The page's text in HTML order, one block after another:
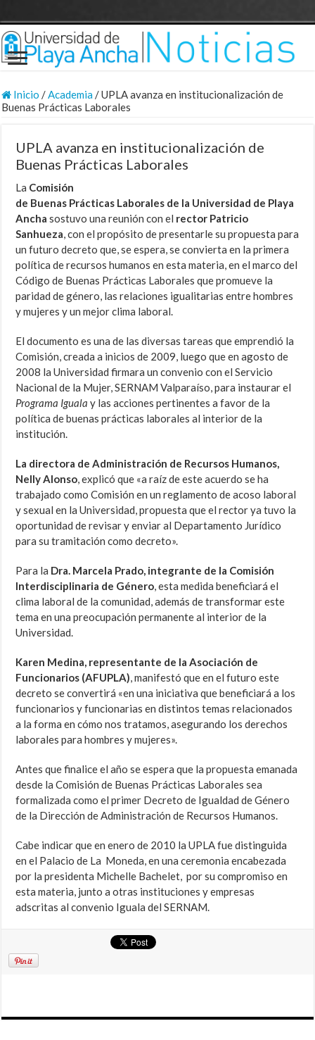
Inicio /Academia/UPLA avanza en institucionalización de
Buenas Prácticas Laborales
UPLA avanza en institucionalización de
Buenas Prácticas Laborales
La Comisión
de Buenas Prácticas Laborales de la Universidad de Playa
Ancha sostuvo una reunión con el rector Patricio
Sanhueza, con el propósito de presentarle su propuesta para
un futuro decreto que, se espera, se convierta en la primera
política de recursos humanos en esta materia, en el marco del
Código de Buenas Prácticas Laborales que promueve la
paridad de género, las relaciones igualitarias entre hombres
y mujeres y un mejor clima laboral.
El documento es una de las diversas tareas que emprendió la
Comisión, creada a inicios de 2009, luego que en agosto de
2008 la Universidad firmara un convenio con el Servicio
Nacional de la Mujer, SERNAM Valparaíso, para instaurar el
Programa Iguala y las acciones pertinentes a favor de la
política de buenas prácticas laborales al interior de la
institución.
La directora de Administración de Recursos Humanos,
Nelly Alonso, explicó que «a raíz de este acuerdo se ha
trabajado como Comisión en un reglamento de acoso laboral
y sexual en la Universidad, propuesta que el rector ya tuvo la
oportunidad de revisar y enviar al Departamento Jurídico
para su tramitación como decreto».
Para la Dra. Marcela Prado, integrante de la Comisión
Interdisciplinaria de Género, esta medida beneficiará el
clima laboral de la comunidad, además de transformar este
tema en una preocupación permanente al interior de la
Universidad.
Karen Medina, representante de la Asociación de
Funcionarios (AFUPLA), manifestó que en el futuro este
decreto se convertirá «en una iniciativa que beneficiará a los
funcionarios y funcionarias en distintos temas relacionados
a la forma en cómo nos tratamos, asegurando los derechos
laborales para hombres y mujeres».
Antes que finalice el año se espera que la propuesta emanada
desde la Comisión de Buenas Prácticas Laborales sea
formalizada como el primer Decreto de Igualdad de Género
de la Dirección de Administración de Recursos Humanos.
Cabe indicar que en enero de 2010 la UPLA fue distinguida
en el Palacio de La Moneda, en una ceremonia encabezada
por la presidenta Michelle Bachelet, por su compromiso en
esta materia, junto a otras instituciones y empresas
adscritas al convenio Iguala del SERNAM.